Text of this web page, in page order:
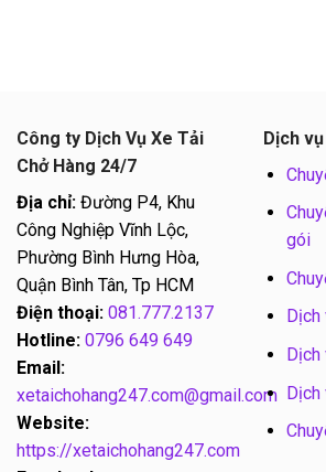
Công ty Dịch Vụ Xe Tải
Chở Hàng 24/7
Địa chỉ: Đường P4, Khu
Công Nghiệp Vĩnh Lộc,
Phường Bình Hưng Hòa,
Quận Bình Tân, Tp HCM
Điện thoại: 081.777.2137
Hotline: 0796 649 649
Email:
xetaichohang247.com@gmail.com
Website:
https://xetaichohang247.com
Dịch
gói
Dịch
Dịch